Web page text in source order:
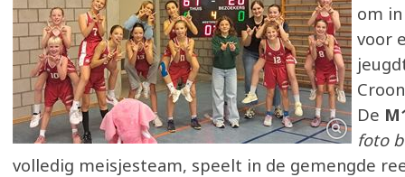
om
voor
De
foto
volledig meisjesteam, speelt in de gemengde